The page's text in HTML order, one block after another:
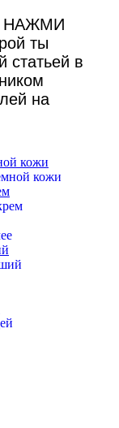
НАЖМИ
ты
статьей в
на
кожи